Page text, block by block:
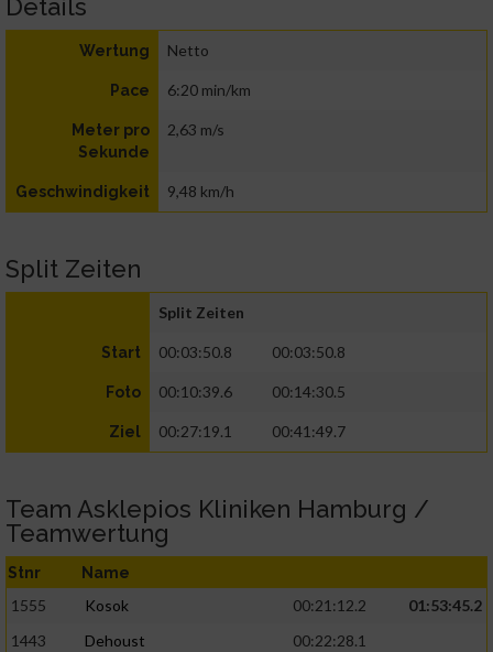
Details
Wertung Netto
Pace 6:20 min/km
Meter pro
Sekunde
2,63 m/s
Geschwindigkeit 9,48 km/h
Split Zeiten
Split Zeiten
Start 00:03:50.8 00:03:50.8
Foto 00:10:39.6 00:14:30.5
Ziel 00:27:19.1 00:41:49.7
Team Asklepios Kliniken Hamburg /
Teamwertung
Stnr Name
1555 Kosok 00:21:12.2
01:53:45.2
1443
Dehoust
00:22:28.1